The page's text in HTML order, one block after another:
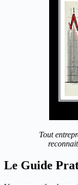
Tout
Le Guide